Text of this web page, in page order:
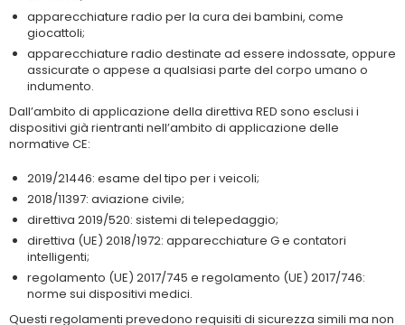
apparecchiature radio per la cura dei bambini, come
giocattoli;
apparecchiature radio destinate ad essere indossate, oppure
assicurate o appese a qualsiasi parte del corpo umano o
indumento.
Dall’ambito di applicazione della direttiva RED sono esclusi i
dispositivi già rientranti nell’ambito di applicazione delle
normative CE:
2019/21446: esame del tipo per i veicoli;
2018/11397: aviazione civile;
direttiva 2019/520: sistemi di telepedaggio;
direttiva (UE) 2018/1972: apparecchiature G e contatori
intelligenti;
regolamento (UE) 2017/745 e regolamento (UE) 2017/746:
norme sui dispositivi medici.
Questi regolamenti prevedono requisiti di sicurezza simili ma non